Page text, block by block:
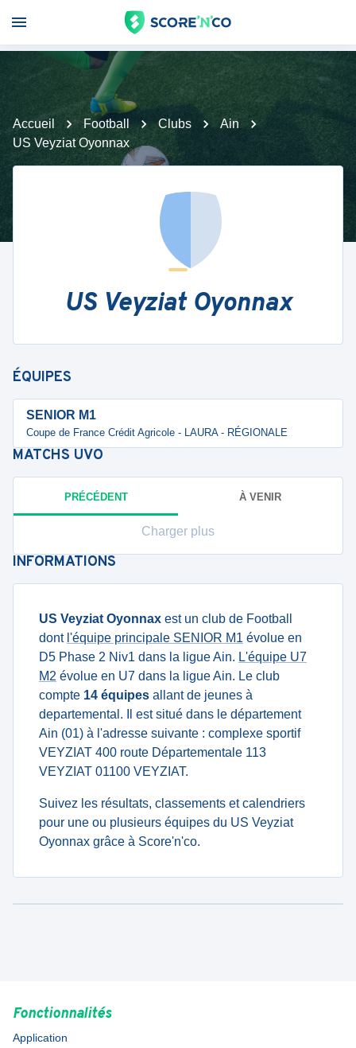
Accueil Football Clubs
Ain
US Veyziat Oyonnax
US Veyziat Oyonnax
ÉQUIPES
SENIOR M1
Coupe de France Crédit Agricole - LAURA - RÉGIONALE
MATCHS UVO
PRÉCÉDENT À VENIR
Charger plus
INFORMATIONS
US Veyziat Oyonnax est un club de Football
dont l'équipe principale SENIOR M1 évolue en
D5 Phase 2 Niv1 dans la ligue Ain. L'équipe U7
M2 évolue en U7 dans la ligue Ain. Le club
compte 14 équipes allant de jeunes à
departemental. Il est situé dans le département
Ain (01) à l'adresse suivante : complexe sportif
VEYZIAT 400 route Départementale 113
VEYZIAT 01100 VEYZIAT.
Suivez les résultats, classements et calendriers
pour une ou plusieurs équipes du US Veyziat
Oyonnax grâce à Score'n'co.
Fonctionnalités
Application